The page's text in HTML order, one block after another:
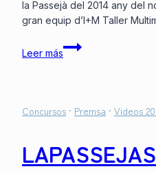
la Passejà del 2014 any del
gran equip d’I+M Taller
Leer más
AUDIOVISUAL
LA
ONOFRE
YouTube
Concursos · Premsa · Videos